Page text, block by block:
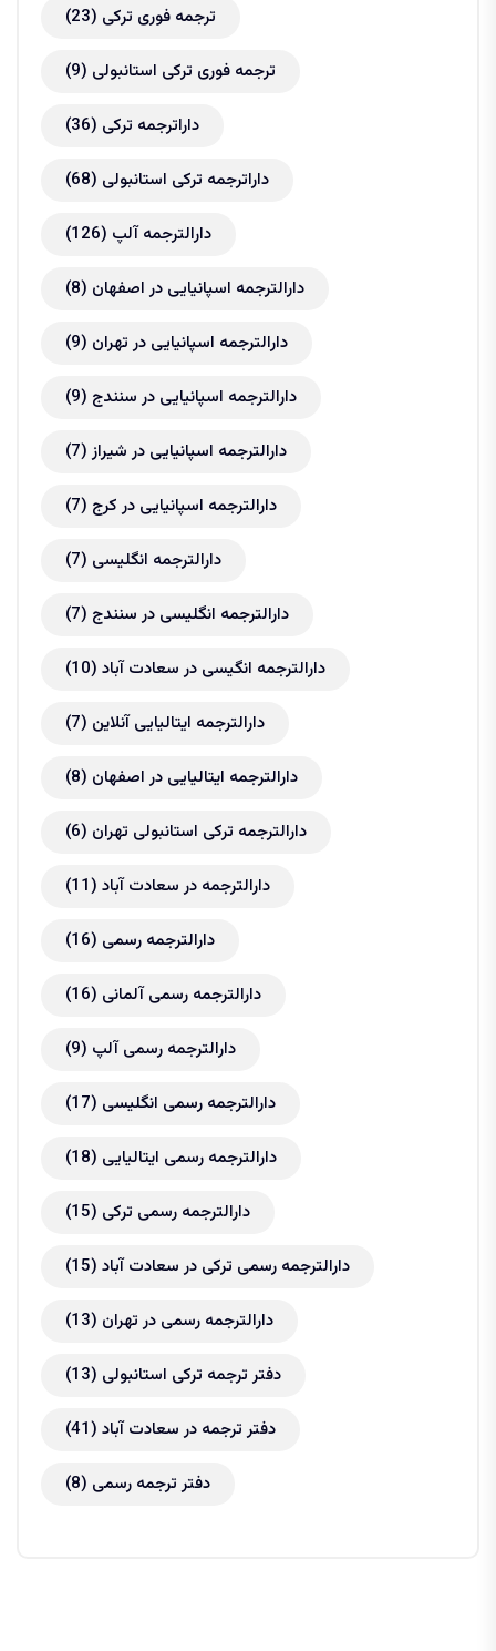
ترجمه فوری ترکی (23)
ترجمه فوری ترکی استانبولی (9)
داراترجمه ترکی (36)
داراترجمه ترکی استانبولی (68)
دارالترجمه آلپ (126)
دارالترجمه اسپانیایی در اصفهان (8)
دارالترجمه اسپانیایی در تهران (9)
دارالترجمه اسپانیایی در سنندج (9)
دارالترجمه اسپانیایی در شیراز(7)
دارالترجمه اسپانیایی در کرج (7)
دارالترجمه انگلیسی (7)
دارالترجمه انگلیسی در سنندج (7)
دارالترجمه انگیسی در سعادت آباد (10)
دارالترجمه ایتالیایی آنلاین (7)
دارالترجمه ایتالیایی در اصفهان (8)
دارالترجمه ترکی استانبولی تهران (6)
دارالترجمه در سعادت آباد (11)
دارالترجمه رسمی (16)
دارالترجمه رسمی آلمانی (16)
دارالترجمه رسمی آلپ (9)
دارالترجمه رسمی انگلیسی (17)
دارالترجمه رسمی ایتالیایی (18)
دارالترجمه رسمی ترکی (15)
دارالترجمه رسمی ترکی در سعادت آباد (15)
دارالترجمه رسمی در تهران (13)
دفتر ترجمه ترکی استانبولی (13)
دفتر ترجمه در سعادت آباد (41)
دفتر ترجمه رسمی (8)